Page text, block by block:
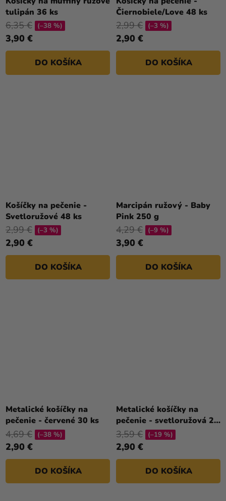
tulipán 36 ks
3,90 €
6,35 € (–38 %)
DO KOŠÍKA
Čiernobiele/Love 48 ks
2,90 €
2,99 € (–3 %)
DO KOŠÍKA
Košíčky na pečenie -
Svetloružové 48 ks
2,90 €
2,99 € (–3 %)
DO KOŠÍKA
Marcipán ružový - Baby
Pink 250 g
3,90 €
4,29 € (–9 %)
DO KOŠÍKA
Metalické košíčky na
pečenie - červené 30 ks
2,90 €
4,69 € (–38 %)
DO KOŠÍKA
Metalické košíčky na
pečenie - svetloružová 24
ks
2,90 €
3,59 € (–19 %)
DO KOŠÍKA